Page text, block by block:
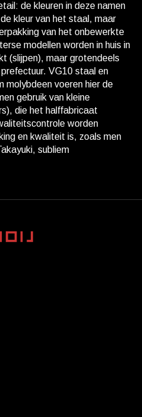
de kleuren in deze namen
kleur van het staal, maar
van het onbewerkte
modellen worden in huis in
(slijpen), maar grotendeels
VG10 staal en
molybdeen voeren hier de
gebruik van kleine
die het halffabricaat
worden
en kwaliteit is, zoals men
subliem